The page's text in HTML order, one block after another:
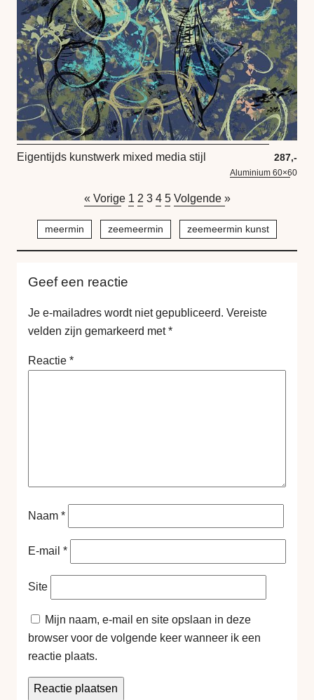
Eigentijds kunstwerk mixed media stijl 287,-
Aluminium 60×60
« Vorige 1 2 3 4 5 Volgende »
meermin zeemeermin zeemeermin kunst
Geef een reactie
Je e-mailadres wordt niet gepubliceerd. Vereiste
velden zijn gemarkeerd met*
Reactie *
Naam *
E-mail *
Site
Mijn naam, e-mail en site opslaan in deze
browser voor de volgende keer wanneer ik een
reactie plaats.